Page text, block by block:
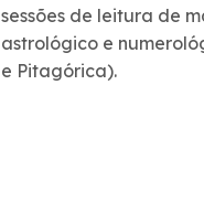
sessões de leitura de
astrológico e
e Pitagórica).